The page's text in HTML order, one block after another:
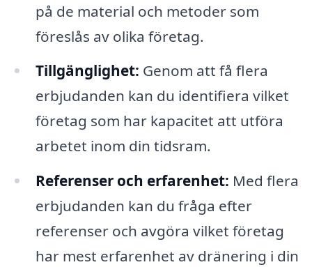
på de material och metoder som
föreslås av olika företag.
Tillgänglighet: Genom att få flera
erbjudanden kan du identifiera vilket
företag som har kapacitet att utföra
arbetet inom din tidsram.
Referenser och erfarenhet: Med flera
erbjudanden kan du fråga efter
referenser och avgöra vilket företag
har mest erfarenhet av dränering i din